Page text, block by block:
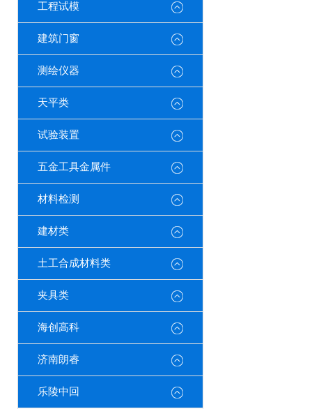
工程试模
建筑门窗
测绘仪器
天平类
试验装置
五金工具金属件
材料检测
建材类
土工合成材料类
夹具类
海创高科
济南朗睿
乐陵中回